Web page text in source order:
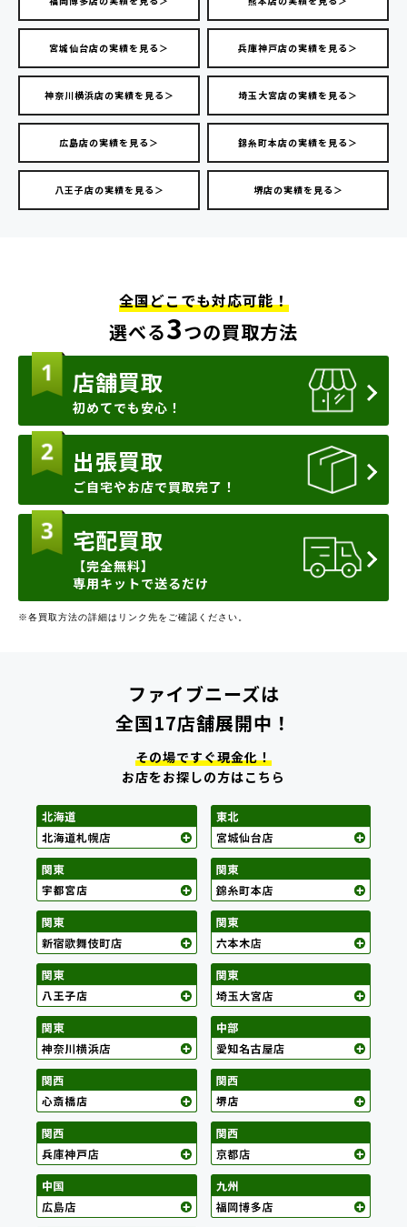
宮城仙台店の実績を見る＞ 兵庫神戸店の実績を見る＞
神奈川横浜店の実績を見る＞ 埼玉大宮店の実績を見る＞
広島店の実績を見る＞ 錦糸町本店の実績を見る＞
八王子店の実績を見る＞ 堺店の実績を見る＞
全国どこでも対応可能！
選べる3つの買取方法
店舗買取
初めてでも安心！
出張買取
ご自宅やお店で買取完了！
宅配買取
【完全無料】
専用キットで送るだけ
※各買取方法の詳細はリンク先をご確認ください。
ファイブニーズは
全国17店舗展開中！
その場ですぐ現金化！
お店をお探しの方はこちら